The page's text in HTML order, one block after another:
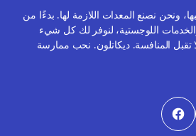
ونحن نصنع المعدات اللازمة لها. بدءًا من
والخدمات اللوجستية، لنوفر لك كل شيء
تقبل المنافسة. ديكاتلون. نحب ممارسة